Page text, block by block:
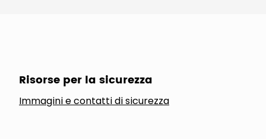
Risorse per la sicurezza
Immagini e contatti di sicurezza